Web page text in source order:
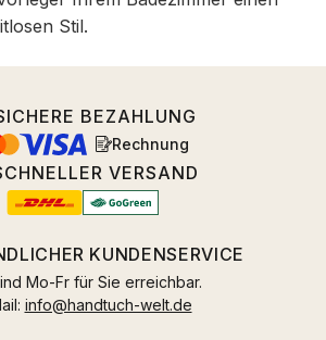
Stil.
BEZAHLUNG
Rechnung
VERSAND
KUNDENSERVICE
Mo-Fr für Sie erreichbar.
info@handtuch-welt.de